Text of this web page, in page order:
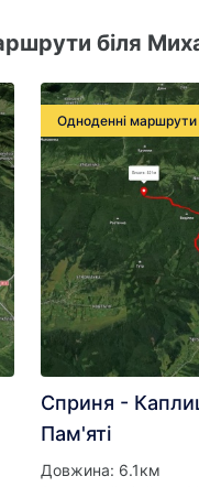
біля
Одноденні маршрути
Сприня -
Пам'яті
Довжина: 6.1км